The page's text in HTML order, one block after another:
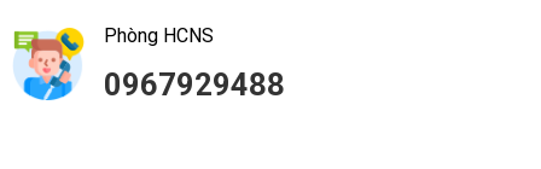
Phòng HCNS
0967929488